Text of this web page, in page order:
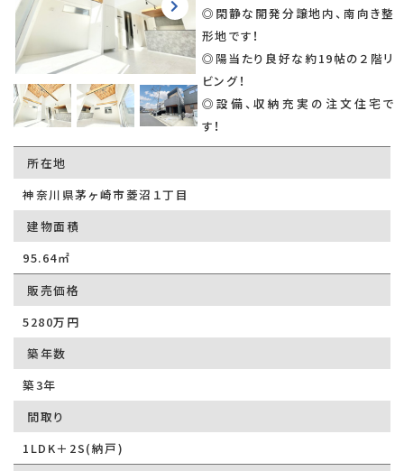
◎閑静な開発分譲地内、南向き整
形地です！
◎陽当たり良好な約19帖の２階リ
ビング！
◎設備、収納充実の注文住宅で
す！
所在地
神奈川県茅ヶ崎市菱沼１丁目
建物面積
95.64㎡
販売価格
5280万円
築年数
築3年
間取り
1LDK＋2S(納戸)